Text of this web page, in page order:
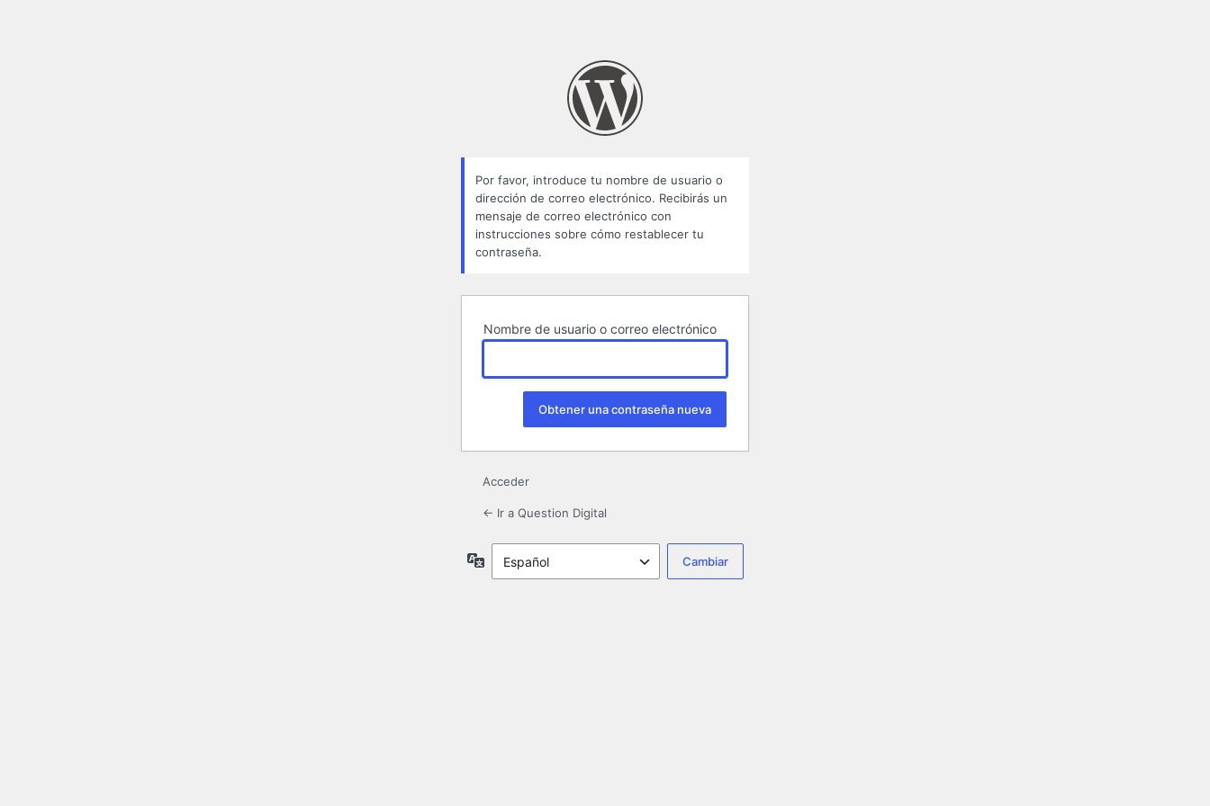
Por favor, introduce tu nombre de usuario o
dirección de correo electrónico. Recibirás un
mensaje de correo electrónico con
instrucciones sobre cómo restablecer tu
contraseña.
Nombre de usuario o correo electrónico
Acceder
← Ir a Question Digital
Idioma